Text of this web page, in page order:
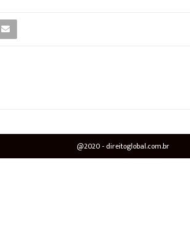
@2020 - direitoglobal.com.br